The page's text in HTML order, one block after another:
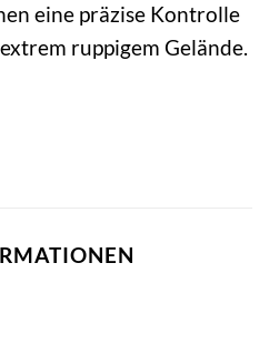
eine präzise Kontrolle
ruppigem Gelände.